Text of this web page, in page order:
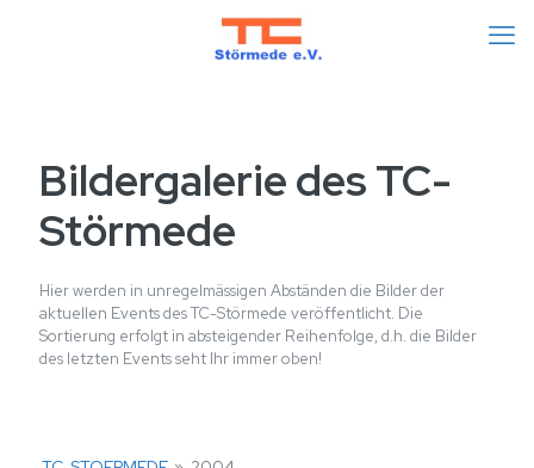
Bildergalerie des TC-
Störmede
Hier werden in unregelmässigen Abständen die Bilder der
aktuellen Events des TC-Störmede veröffentlicht. Die
Sortierung erfolgt in absteigender Reihenfolge, d.h. die Bilder
des letzten Events seht Ihr immer oben!